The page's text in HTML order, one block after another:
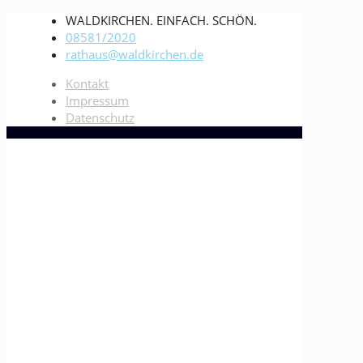
WALDKIRCHEN. EINFACH. SCHÖN.
08581/2020
rathaus@waldkirchen.de
Kontakt
Impressum
Datenschutz